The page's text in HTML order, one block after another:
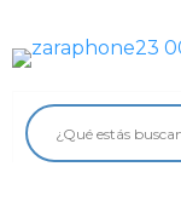
contenidoMóviles
Impolutos